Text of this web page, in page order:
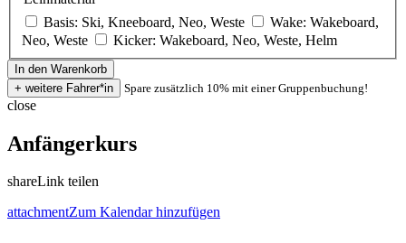
Basis: Ski, Kneeboard, Neo, Weste
Wake: Wakeboard,
Neo, Weste
Kicker: Wakeboard, Neo, Weste, Helm
Spare zusätzlich 10% mit einer Gruppenbuchung!
close
Anfängerkurs
shareLink teilen
attachmentZum Kalendar hinzufügen